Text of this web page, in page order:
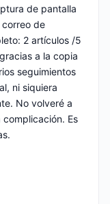
de pantalla
de
2 artículos /5
a la copia
seguimientos
ni siquiera
No volveré a
Es